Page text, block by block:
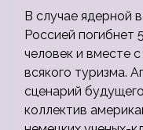
миллионов, а
людей
В случае
Россией погибнет
человек и вместе
всякого туризма.
сценарий
коллектив